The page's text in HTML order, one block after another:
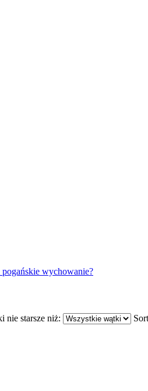
wychowanie?
nie starsze niż: